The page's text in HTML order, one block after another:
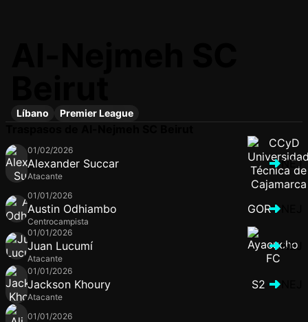
Líbano Premier League
01/02/2026
Alexander Succar
Atacante
NEJ
01/01/2026
Austin Odhiambo
Centrocampista
GOR
01/01/2026
Juan Lucumí
Atacante
NEJ
01/01/2026
Jackson Khoury
Atacante
S2
01/01/2026